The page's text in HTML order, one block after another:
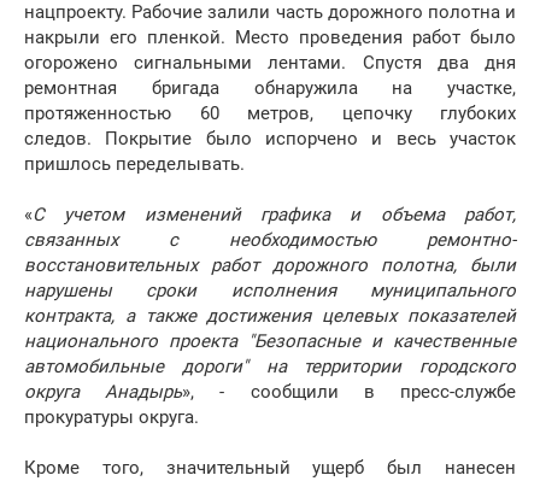
нацпроекту. Рабочие залили часть дорожного полотна и
накрыли его пленкой. Место проведения работ было
огорожено сигнальными лентами. Спустя два дня
ремонтная бригада обнаружила на участке,
протяженностью 60 метров, цепочку глубоких
следов. Покрытие было испорчено и весь участок
пришлось переделывать.
«С учетом изменений графика и объема работ,
связанных с необходимостью ремонтно-
восстановительных работ дорожного полотна, были
нарушены сроки исполнения муниципального
контракта, а также достижения целевых показателей
национального проекта "Безопасные и качественные
автомобильные дороги" на территории городского
округа Анадырь», - сообщили в пресс-службе
прокуратуры округа.
Кроме того, значительный ущерб был нанесен